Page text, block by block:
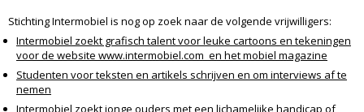
Stichting Intermobiel is nog op zoek naar de volgende vrijwilligers:
Intermobiel zoekt grafisch talent voor leuke cartoons en tekeningen
voor de website www.intermobiel.com en het mobiel magazine
Studenten voor teksten en artikels schrijven en om interviews af te
nemen
Intermobiel zoekt jonge ouders met een lichamelijke handicap of